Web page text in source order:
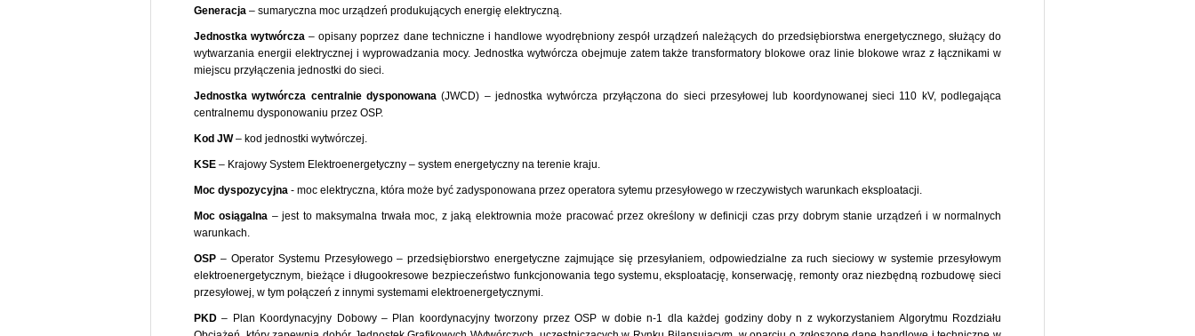
Generacja – sumaryczna moc urządzeń produkujących energię elektryczną.
Jednostka wytwórcza – opisany poprzez dane techniczne i handlowe wyodrębniony zespół urządzeń należących do przedsiębiorstwa energetycznego, służący do
wytwarzania energii elektrycznej i wyprowadzania mocy. Jednostka wytwórcza obejmuje zatem także transformatory blokowe oraz linie blokowe wraz z łącznikami w
miejscu przyłączenia jednostki do sieci.
Jednostka wytwórcza centralnie dysponowana (JWCD) – jednostka wytwórcza przyłączona do sieci przesyłowej lub koordynowanej sieci 110 kV, podlegająca
centralnemu dysponowaniu przez OSP.
Kod JW– kod jednostki wytwórczej.
KSE – Krajowy System Elektroenergetyczny – system energetyczny na terenie kraju.
Moc dyspozycyjna - moc elektryczna, która może być zadysponowana przez operatora sytemu przesyłowego w rzeczywistych warunkach eksploatacji.
Moc osiągalna – jest to maksymalna trwała moc, z jaką elektrownia może pracować przez określony w definicji czas przy dobrym stanie urządzeń i w normalnych
warunkach.
OSP – Operator Systemu Przesyłowego – przedsiębiorstwo energetyczne zajmujące się przesyłaniem, odpowiedzialne za ruch sieciowy w systemie przesyłowym
elektroenergetycznym, bieżące i długookresowe bezpieczeństwo funkcjonowania tego systemu, eksploatację, konserwację, remonty oraz niezbędną rozbudowę sieci
przesyłowej, w tym połączeń z innymi systemami elektroenergetycznymi.
PKD – Plan Koordynacyjny Dobowy – Plan koordynacyjny tworzony przez OSP w dobie n-1 dla każdej godziny doby n z wykorzystaniem Algorytmu Rozdziału